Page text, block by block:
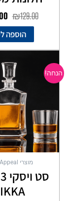
₪129.00
הוספה
הנחה!
מוצרי Food Appeal